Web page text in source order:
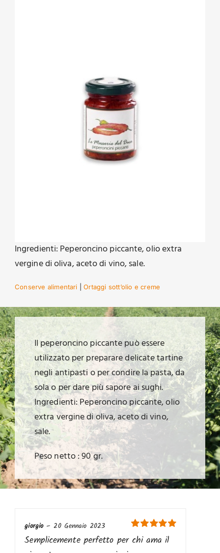
Ingredienti: Peperoncino piccante, olio extra
vergine di oliva, aceto di vino, sale.
Conserve alimentari |Ortaggi sott’olio e creme
Il peperoncino piccante può essere
utilizzato per preparare delicate tartine
negli antipasti o per condire la pasta, da
sola o per dare più sapore ai sughi.
Ingredienti: Peperoncino piccante, olio
extra vergine di oliva, aceto di vino,
sale.
Peso netto : 90 gr.
Valutato
su
5
giorgio – 20 Gennaio 2023
Semplicemente perfetto per chi ama il